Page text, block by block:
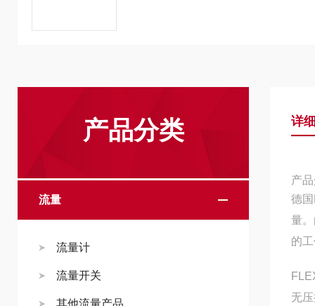
产品分类
流量
流量计
流量开关
其他流量产品
详
产
德
量
的
无